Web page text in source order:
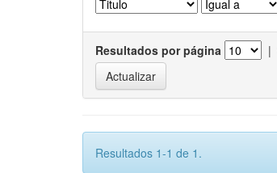
Resultados por página |
Resultados 1-1 de 1.